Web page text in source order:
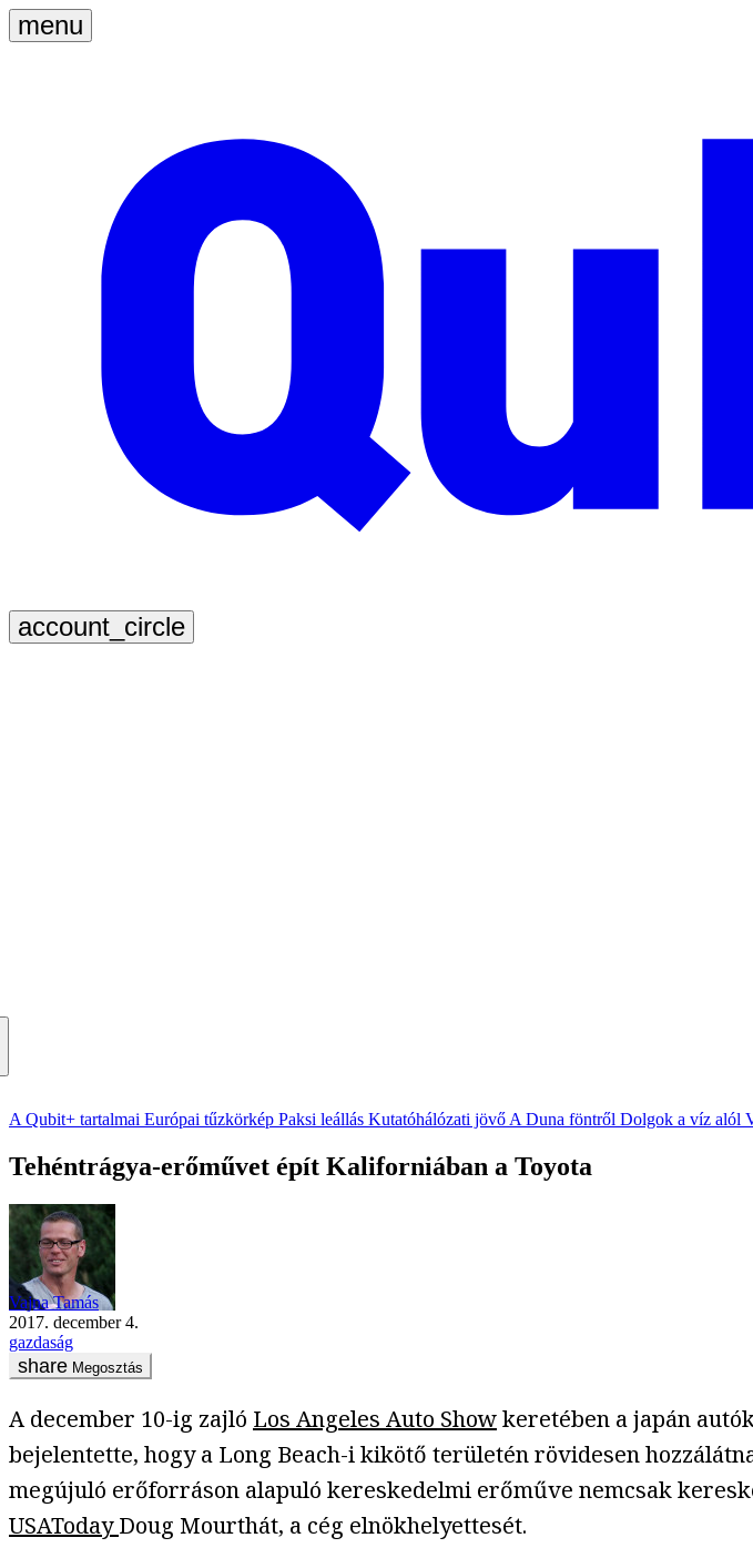
A Qubit+ tartalmai Európai tűzkörkép Paksi leállás Kutatóhálózati jövő A Duna föntről Dolgok a víz alól
Tehéntrágya-erőművet épít Kaliforniában a Toyota
Vajna Tamás
2017. december 4.
gazdaság
Megosztás
A december 10-ig zajló Los Angeles Auto Showkeretében a japán
bejelentette, hogy a Long Beach-i kikötő területén rövidesen
megújuló erőforráson alapuló kereskedelmi erőműve nemcsak
USATodayDoug Mourthát, a cég elnökhelyettesét.